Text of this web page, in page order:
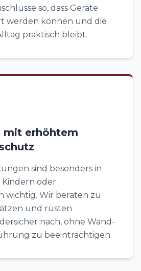
so, dass Geräte
werden können und die
praktisch bleibt.
mit erhöhtem
sind besonders in
oder
wichtig. Wir beraten zu
und rüsten
nach, ohne Wand-
zu beeinträchtigen.